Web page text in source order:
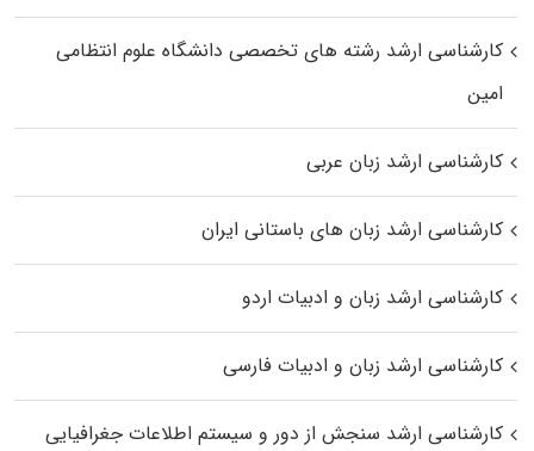
کارشناسی ارشد رﺷﺘﻪ ﻫﺎی تخصصی داﻧﺸﮕﺎه ﻋﻠﻮم انتظامی
اﻣﻴﻦ
کارشناسی ارشد زبان عربی
کارشناسی ارشد زبان‌ های باستانی ایران
کارشناسی ارشد زبان و ادبیات اردو
کارشناسی ارشد زبان و ادبیات فارسی
کارشناسی ارشد سنجش از دور و سیستم اطلاعات جغرافیایی